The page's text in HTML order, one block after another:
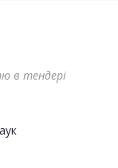
в тендері